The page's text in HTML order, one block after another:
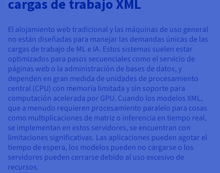
cargas de trabajo XML
El alojamiento web tradicional y las máquinas de uso general
no están diseñadas para manejar las demandas únicas de las
cargas de trabajo de ML e IA. Estos sistemas suelen estar
optimizados para pasos secuenciales como el servicio de
páginas web o la administración de bases de datos, y
dependen en gran medida de unidades de procesamiento
central (CPU) con memoria limitada y sin soporte para
computación acelerada por GPU. Cuando los modelos XML,
que a menudo requieren procesamiento paralelo para cosas
como multiplicaciones de matriz o inferencia en tiempo real,
se implementan en estos servidores, se encuentran con
limitaciones significativas. Las aplicaciones pueden agotar el
tiempo de espera, los modelos pueden no cargarse o los
servidores pueden cerrarse debido al uso excesivo de
recursos.